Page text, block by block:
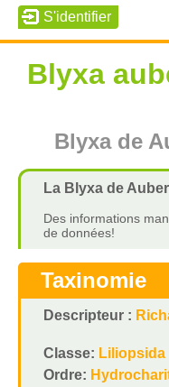
Blyxa
Blyxa de
La Blyxa de
Des informations
de données!
Taxinomie
Descripteur :
Classe: Liliopsida
Ordre: